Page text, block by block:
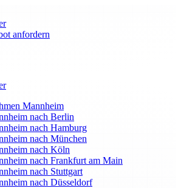
anfordern
Mannheim
nach Berlin
nach Hamburg
nach München
nach Köln
nach Frankfurt am Main
nach Stuttgart
nach Düsseldorf